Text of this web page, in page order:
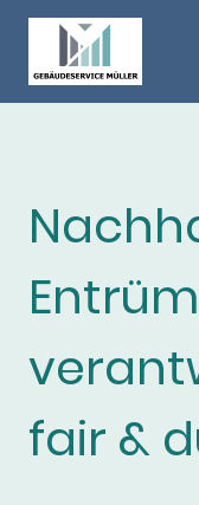
fair &